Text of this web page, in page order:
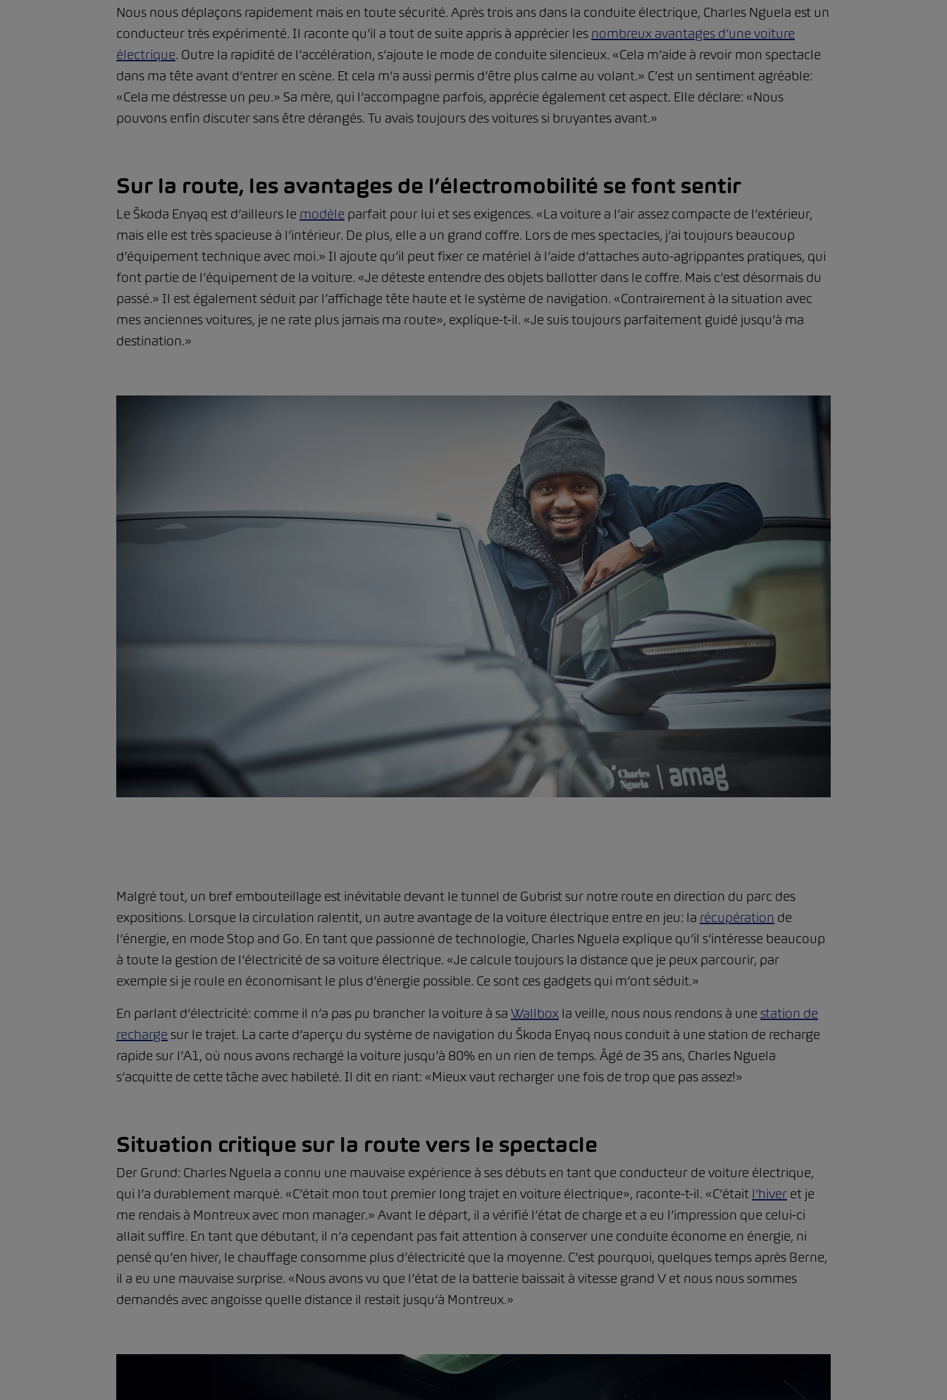
Nous nous déplaçons rapidement mais en toute sécurité. Après trois ans dans la conduite électrique, Charles Nguela est un
conducteur très expérimenté. Il raconte qu’il a tout de suite appris à apprécier les nombreux avantages d’une voiture
électrique. Outre la rapidité de l’accélération, s’ajoute le mode de conduite silencieux. «Cela m’aide à revoir mon spectacle
dans ma tête avant d’entrer en scène. Et cela m’a aussi permis d’être plus calme au volant.» C’est un sentiment agréable:
«Cela me déstresse un peu.» Sa mère, qui l’accompagne parfois, apprécie également cet aspect. Elle déclare: «Nous
pouvons enfin discuter sans être dérangés. Tu avais toujours des voitures si bruyantes avant.»
Sur la route, les avantages de l’électromobilité se font sentir
Le Škoda Enyaq est d’ailleurs le modèle parfait pour lui et ses exigences. «La voiture a l’air assez compacte de l’extérieur,
mais elle est très spacieuse à l’intérieur. De plus, elle a un grand coffre. Lors de mes spectacles, j’ai toujours beaucoup
d’équipement technique avec moi.» Il ajoute qu’il peut fixer ce matériel à l’aide d’attaches auto-agrippantes pratiques, qui
font partie de l’équipement de la voiture. «Je déteste entendre des objets ballotter dans le coffre. Mais c’est désormais du
passé.» Il est également séduit par l’affichage tête haute et le système de navigation. «Contrairement à la situation avec
mes anciennes voitures, je ne rate plus jamais ma route», explique-t-il. «Je suis toujours parfaitement guidé jusqu’à ma
destination.»
Malgré tout, un bref embouteillage est inévitable devant le tunnel de Gubrist sur notre route en direction du parc des
expositions. Lorsque la circulation ralentit, un autre avantage de la voiture électrique entre en jeu: la récupération de
l’énergie, en mode Stop and Go. En tant que passionné de technologie, Charles Nguela explique qu’il s’intéresse beaucoup
à toute la gestion de l’électricité de sa voiture électrique. «Je calcule toujours la distance que je peux parcourir, par
exemple si je roule en économisant le plus d’énergie possible. Ce sont ces gadgets qui m’ont séduit.»
En parlant d’électricité: comme il n’a pas pu brancher la voiture à sa Wallbox la veille, nous nous rendons à une station de
recharge sur le trajet. La carte d’aperçu du système de navigation du Škoda Enyaq nous conduit à une station de recharge
rapide sur l’A1, où nous avons rechargé la voiture jusqu’à 80% en un rien de temps. Âgé de 35 ans, Charles Nguela
s’acquitte de cette tâche avec habileté. Il dit en riant: «Mieux vaut recharger une fois de trop que pas assez!»
Situation critique sur la route vers le spectacle
Der Grund: Charles Nguela a connu une mauvaise expérience à ses débuts en tant que conducteur de voiture électrique,
qui l’a durablement marqué. «C’était mon tout premier long trajet en voiture électrique», raconte-t-il. «C’était l’hiver et je
me rendais à Montreux avec mon manager.» Avant le départ, il a vérifié l’état de charge et a eu l’impression que celui-ci
allait suffire. En tant que débutant, il n’a cependant pas fait attention à conserver une conduite économe en énergie, ni
pensé qu’en hiver, le chauffage consomme plus d’électricité que la moyenne. C’est pourquoi, quelques temps après Berne,
il a eu une mauvaise surprise. «Nous avons vu que l’état de la batterie baissait à vitesse grand V et nous nous sommes
demandés avec angoisse quelle distance il restait jusqu’à Montreux.»